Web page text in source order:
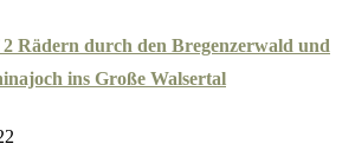
Rädern durch den Bregenzerwald und
ins Große Walsertal